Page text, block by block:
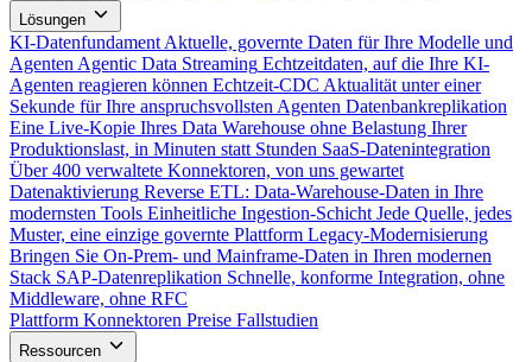
Lösungen
KI-Datenfundament Aktuelle, governte Daten für Ihre Modelle und
Agenten Agentic Data Streaming Echtzeitdaten, auf die Ihre KI-
Agenten reagieren können Echtzeit-CDC Aktualität unter einer
Sekunde für Ihre anspruchsvollsten Agenten Datenbankreplikation
Eine Live-Kopie Ihres Data Warehouse ohne Belastung Ihrer
Produktionslast, in Minuten statt Stunden SaaS-Datenintegration
Über 400 verwaltete Konnektoren, von uns gewartet
Datenaktivierung Reverse ETL: Data-Warehouse-Daten in Ihre
modernsten Tools Einheitliche Ingestion-Schicht Jede Quelle, jedes
Muster, eine einzige governte Plattform Legacy-Modernisierung
Bringen Sie On-Prem- und Mainframe-Daten in Ihren modernen
Stack SAP-Datenreplikation Schnelle, konforme Integration, ohne
Middleware, ohne RFC
Plattform Konnektoren Preise Fallstudien
Ressourcen